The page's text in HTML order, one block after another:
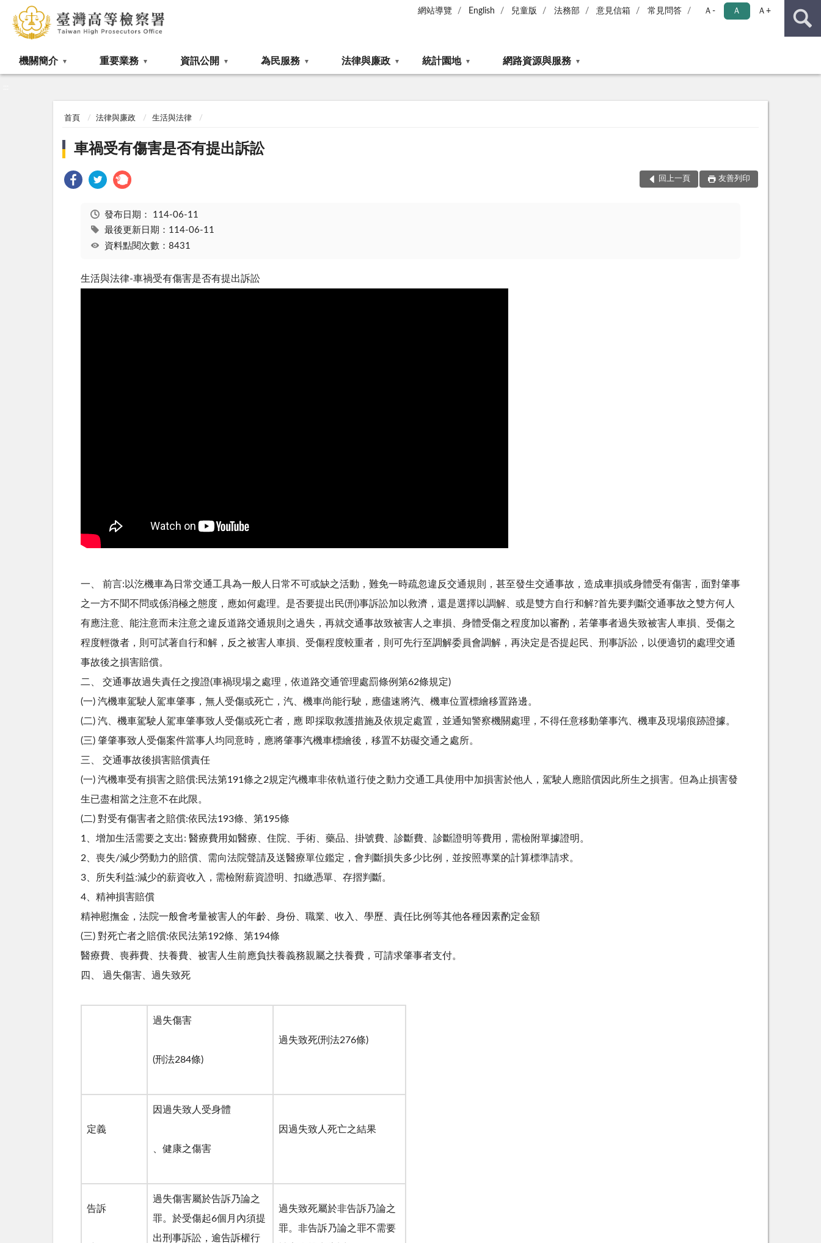
網站導覽 English 兒童版 法務部 意見信箱 常見問答 Ａ- Ａ Ａ+
機關簡介 重要業務 資訊公開 為民服務 法律與廉政 統計園地 網路資源與服務
首頁 法律與廉政 生活與法律
車禍受有傷害是否有提出訴訟
回上一頁 友善列印
發布日期： 114-06-11
最後更新日期：114-06-11
資料點閱次數：8431
生活與法律-車禍受有傷害是否有提出訴訟
一、 前言:以汔機車為日常交通工具為一般人日常不可或缺之活動，難免一時疏忽違反交通規則，甚至發生交通事故，造成車損或身體受有傷害，面對肇事
之一方不聞不問或係消極之態度，應如何處理。是否要提出民(刑)事訴訟加以救濟，還是選擇以調解、或是雙方自行和解?首先要判斷交通事故之雙方何人
有應注意、能注意而未注意之違反道路交通規則之過失，再就交通事故致被害人之車損、身體受傷之程度加以審酌，若肇事者過失致被害人車損、受傷之
程度輕微者，則可試著自行和解，反之被害人車損、受傷程度較重者，則可先行至調解委員會調解，再決定是否提起民、刑事訴訟，以便適切的處理交通
事故後之損害賠償。
二、 交通事故過失責任之搜證(車禍現場之處理，依道路交通管理處罰條例第62條規定)
(一) 汽機車駕駛人駕車肇事，無人受傷或死亡，汽、機車尚能行駛，應儘速將汽、機車位置標繪移置路邊。
(二) 汽、機車駕駛人駕車肇事致人受傷或死亡者，應 即採取救護措施及依規定處置，並通知警察機關處理，不得任意移動肇事汽、機車及現場痕跡證據。
(三) 肇肇事致人受傷案件當事人均同意時，應將肇事汽機車標繪後，移置不妨礙交通之處所。
三、 交通事故後損害賠償責任
(一) 汽機車受有損害之賠償:民法第191條之2規定汽機車非依軌道行使之動力交通工具使用中加損害於他人，駕駛人應賠償因此所生之損害。但為止損害發
生已盡相當之注意不在此限。
(二) 對受有傷害者之賠償:依民法193條、第195條
1、增加生活需要之支出: 醫療費用如醫療、住院、手術、藥品、掛號費、診斷費、診斷證明等費用，需檢附單據證明。
2、喪失/減少勞動力的賠償、需向法院聲請及送醫療單位鑑定，會判斷損失多少比例，並按照專業的計算標準請求。
3、所失利益:減少的薪資收入，需檢附薪資證明、扣繳憑單、存摺判斷。
4、精神損害賠償
精神慰撫金，法院一般會考量被害人的年齡、身份、職業、收入、學歷、責任比例等其他各種因素酌定金額
(三) 對死亡者之賠償:依民法第192條、第194條
醫療費、喪葬費、扶養費、被害人生前應負扶養義務親屬之扶養費，可請求肇事者支付。
四、 過失傷害、過失致死
過失傷害
(刑法284條)
過失致死(刑法276條)
定義
因過失致人受身體
、健康之傷害
因過失致人死亡之結果
告訴
過失傷害屬於告訴乃論之
罪。於受傷起6個月內須提
出刑事訴訟，逾告訴權行
過失致死屬於非告訴乃論之
罪。非告訴乃論之罪不需要